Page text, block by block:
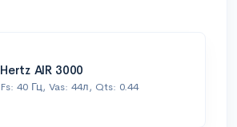
Hertz AIR 3000
Fs: 40 Гц, Vas: 44л, Qts: 0.44